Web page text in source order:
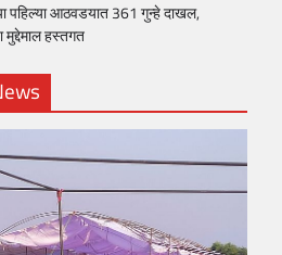
पहिल्या आठवडयात 361 गुन्हे दाखल,
मुद्देमाल हस्तगत